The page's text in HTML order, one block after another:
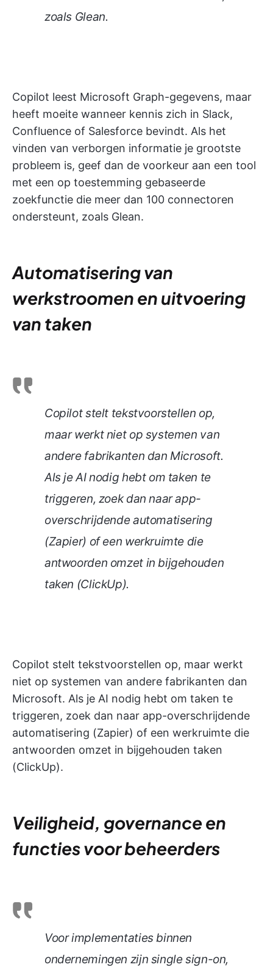
zoals Glean.
Copilot leest Microsoft Graph-gegevens, maar
heeft moeite wanneer kennis zich in Slack,
Confluence of Salesforce bevindt. Als het
vinden van verborgen informatie je grootste
probleem is, geef dan de voorkeur aan een tool
met een op toestemming gebaseerde
zoekfunctie die meer dan 100 connectoren
ondersteunt, zoals Glean.
Automatisering van
werkstroomen en uitvoering
van taken
Copilot stelt tekstvoorstellen op,
maar werkt niet op systemen van
andere fabrikanten dan Microsoft.
Als je AI nodig hebt om taken te
triggeren, zoek dan naar app-
overschrijdende automatisering
(Zapier) of een werkruimte die
antwoorden omzet in bijgehouden
taken (ClickUp).
Copilot stelt tekstvoorstellen op, maar werkt
niet op systemen van andere fabrikanten dan
Microsoft. Als je AI nodig hebt om taken te
triggeren, zoek dan naar app-overschrijdende
automatisering (Zapier) of een werkruimte die
antwoorden omzet in bijgehouden taken
(ClickUp).
Veiligheid, governance en
functies voor beheerders
Voor implementaties binnen
ondernemingen zijn single sign-on,